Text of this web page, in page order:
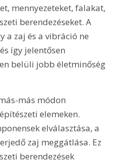
mennyezeteket, falakat,
berendezéseket. A
a zaj és a vibráció ne
így jelentősen
belüli jobb életminőség
más módon
elemeken.
elválasztása, a
zaj meggátlása. Ez
berendezések